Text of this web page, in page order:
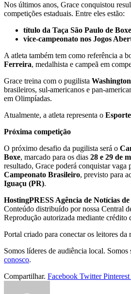
Nos últimos anos, Grace conquistou
competições estaduais. Entre eles estão:
título da Taça São Paulo de Boxe
vice-campeonato nos Jogos
A atleta também tem como referência a
Ferreira, medalhista e campeã em
Grace treina com o pugilista
brasileiros, sul-americanos e pan-
em Olimpíadas.
Atualmente, a atleta representa o
Próxima competição
O próximo desafio da pugilista será o
Boxe, marcado para os dias 28 e 29 de
resultado, Grace poderá conquistar vaga
Campeonato Brasileiro, previsto para
Iguaçu (PR).
HostingPRESS Agência de Notícias
Conteúdo distribuído por nossa Central
Reprodução autorizada mediante crédito
Portal criado para conectar os leitores
Somos líderes de audiência local. Somos
conosco.
Compartilhar. Facebook Twitter Pinterest